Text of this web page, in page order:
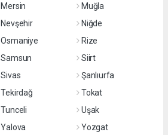
Mersin
Muğla
Nevşehir
Niğde
Osmaniye
Rize
Samsun
Siirt
Sivas
Şanlıurfa
Tekirdağ
Tokat
Tunceli
Uşak
Yalova Yozgat